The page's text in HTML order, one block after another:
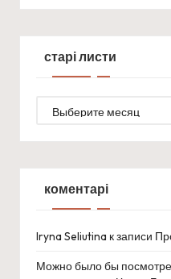
старі листи
коментарі
Iryna Seliutina к записи
Можно было бы